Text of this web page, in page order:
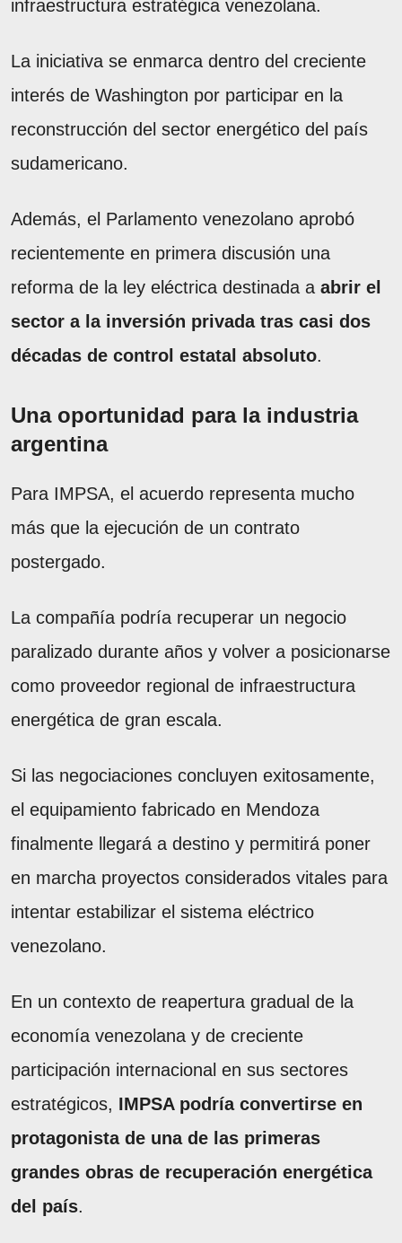
infraestructura estratégica venezolana.
La iniciativa se enmarca dentro del creciente
interés de Washington por participar en la
reconstrucción del sector energético del país
sudamericano.
Además, el Parlamento venezolano aprobó
recientemente en primera discusión una
reforma de la ley eléctrica destinada a abrir el
sector a la inversión privada tras casi dos
décadas de control estatal absoluto.
Una oportunidad para la industria
argentina
Para IMPSA, el acuerdo representa mucho
más que la ejecución de un contrato
postergado.
La compañía podría recuperar un negocio
paralizado durante años y volver a posicionarse
como proveedor regional de infraestructura
energética de gran escala.
Si las negociaciones concluyen exitosamente,
el equipamiento fabricado en Mendoza
finalmente llegará a destino y permitirá poner
en marcha proyectos considerados vitales para
intentar estabilizar el sistema eléctrico
venezolano.
En un contexto de reapertura gradual de la
economía venezolana y de creciente
participación internacional en sus sectores
estratégicos, IMPSA podría convertirse en
protagonista de una de las primeras
grandes obras de recuperación energética
del país.